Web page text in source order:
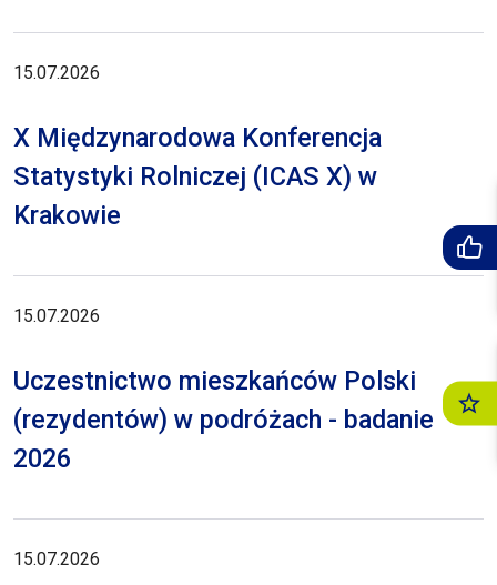
15.07.2026
X Międzynarodowa Konferencja
Statystyki Rolniczej (ICAS X) w
Krakowie
15.07.2026
Uczestnictwo mieszkańców Polski
(rezydentów) w podróżach - badanie
2026
15.07.2026